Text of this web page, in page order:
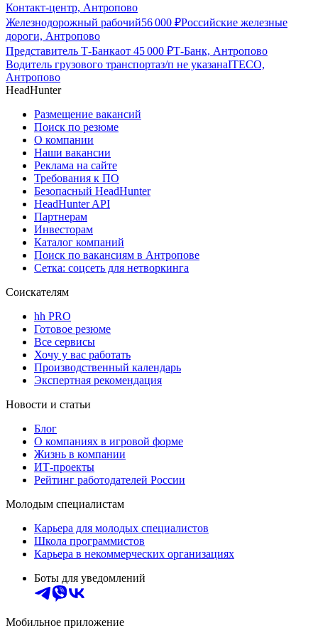
Контакт-центр, Антропово
Железнодорожный рабочий56 000 ₽Российские железные
дороги, Антропово
Представитель Т-Банкаот 45 000 ₽Т-Банк, Антропово
Водитель грузового транспортаз/п не указанаITECO,
Антропово
HeadHunter
Размещение вакансий
Поиск по резюме
О компании
Наши вакансии
Реклама на сайте
Требования к ПО
Безопасный HeadHunter
HeadHunter API
Партнерам
Инвесторам
Каталог компаний
Поиск по вакансиям в Антропове
Сетка: соцсеть для нетворкинга
Соискателям
hh PRO
Готовое резюме
Все сервисы
Хочу у вас работать
Производственный календарь
Экспертная рекомендация
Новости и статьи
Блог
О компаниях в игровой форме
Жизнь в компании
ИТ-проекты
Рейтинг работодателей России
Молодым специалистам
Карьера для молодых специалистов
Школа программистов
Карьера в некоммерческих организациях
Боты для уведомлений
Мобильное приложение